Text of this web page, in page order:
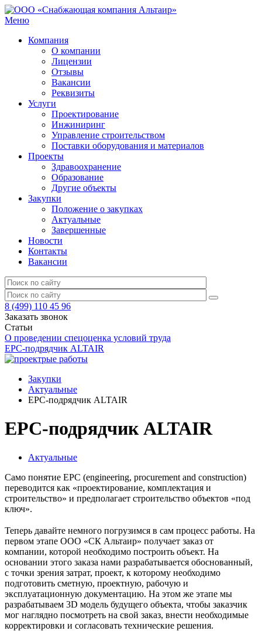
Меню
Компания
О компании
Лицензии
Отзывы
Вакансии
Реквизиты
Услуги
Проектирование
Инжиниринг
Управление строительством
Поставки оборудования и материалов
Проекты
Здравоохранение
Образование
Другие объекты
Закупки
Положение о закупках
Актуальные
Завершенные
Новости
Контакты
Вакансии
8 (499) 110 45 96
Заказать звонок
Статьи
О проведении спецоценка условий труда
EPC-подрядчик ALTAIR
Закупки
Актуальные
EPC-подрядчик ALTAIR
EPC-подрядчик ALTAIR
Актуальные
Само понятие EPC (engineering, procurement and construction)
переводится как «проектирование, комплектация и
строительство» и предполагает строительство объектов «под
ключ».
Теперь давайте немного погрузимся в сам процесс работы. На
первом этапе ООО «СК Альтаир» получает заказ от
компании, которой необходимо построить объект. На
основании этого заказа нами разрабатывается обоснованный,
с точки зрения затрат, проект, к которому необходимо
подготовить сметную, проектную, рабочую и
эксплуатационную документацию. На этом же этапе мы
разрабатываем 3D модель будущего объекта, чтобы заказчик
мог наглядно посмотреть на свой заказ, внести необходимые
корректировки и согласовать технические решения.